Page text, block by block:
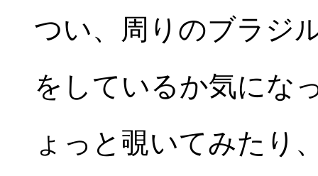
つい、周りのブラジ
をしているか気にな
ょっと覗いてみたり